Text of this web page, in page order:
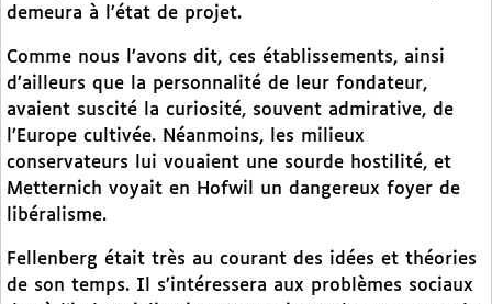
demeura à l’état de projet.
Comme nous l’avons dit, ces établissements, ainsi
d’ailleurs que la personnalité de leur fondateur,
avaient suscité la curiosité, souvent admirative, de
l’Europe cultivée. Néanmoins, les milieux
conservateurs lui vouaient une sourde hostilité, et
Metternich voyait en Hofwil un dangereux foyer de
libéralisme.
Fellenberg était très au courant des idées et théories
de son temps. Il s’intéressera aux problèmes sociaux